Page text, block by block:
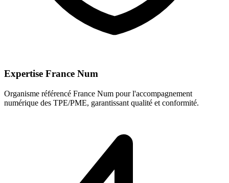
Expertise France Num
Organisme référencé France Num pour l'accompagnement
numérique des TPE/PME, garantissant qualité et conformité.